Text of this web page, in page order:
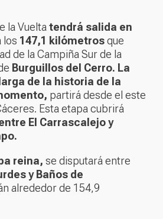
la Vuelta tendrá salida en
los 147,1 kilómetrosque
de la Campiña Sur de la
Burguillos del Cerro. La
de la historia de la
partirá desde el este
Esta etapa cubrirá
El Carrascalejo y
reina, se disputará entre
y Baños de
alrededor de 154,9